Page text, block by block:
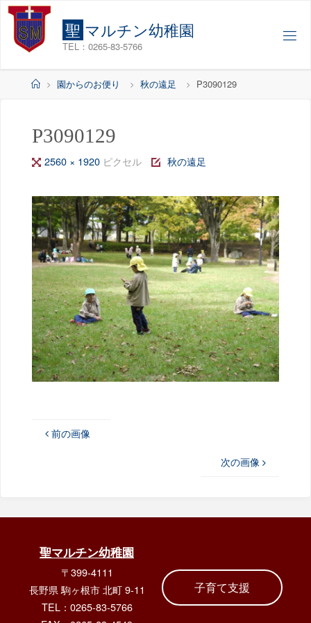
コ
聖 マルチン幼稚園
TEL：0265-83-5766
ホ
園からのお便り 秋の遠足 P3090129
P3090129
フ
サ
イ
ズ
2560 × 1920 ピクセル 秋の遠足
前の画像
次の画像
聖マルチン幼稚園
〒399-4111
長野県 駒ヶ根市 北町 9-11
TEL：0265-83-5766
子育て支援